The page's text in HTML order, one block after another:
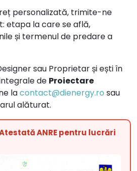
personalizată, trimite-ne
etapa la care se află,
și termenul de predare a
sau Proprietar și ești în
de Proiectare
lacontact@dienergy.ro sau
alăturat.
ANRE pentru lucrări